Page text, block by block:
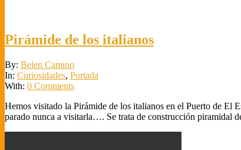
Pirámide de los italianos
2018-
09-
25
By: Belen Camino
In: Curiosidades, Portada
With: 0 Comments
Hemos visitado la Pirámide de los italianos en el Puerto de El
parado nunca a visitarla…. Se trata de construcción piramidal